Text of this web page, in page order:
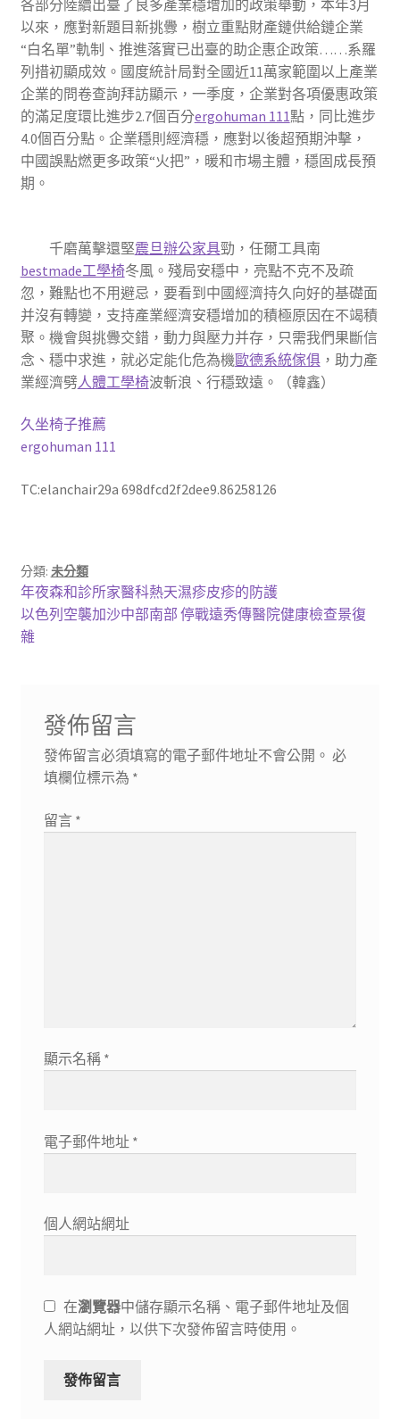
各部分陸續出臺了良多產業穩增加的政策舉動，本年3月
以來，應對新題目新挑釁，樹立重點財產鏈供給鏈企業
“白名單”軌制、推進落實已出臺的助企惠企政策……系羅
列措初顯成效。國度統計局對全國近11萬家範圍以上產業
企業的問卷查詢拜訪顯示，一季度，企業對各項優惠政策
的滿足度環比進步2.7個百分ergohuman 111點，同比進步
4.0個百分點。企業穩則經濟穩，應對以後超預期沖擊，
中國誤點燃更多政策“火把”，暖和市場主體，穩固成長預
期。
千磨萬擊還堅震旦辦公家具勁，任爾工具南
bestmade工學椅冬風。殘局安穩中，亮點不克不及疏
忽，難點也不用避忌，要看到中國經濟持久向好的基礎面
并沒有轉變，支持產業經濟安穩增加的積極原因在不竭積
聚。機會與挑釁交錯，動力與壓力并存，只需我們果斷信
念、穩中求進，就必定能化危為機歐德系統傢俱，助力產
業經濟劈人體工學椅波斬浪、行穩致遠。（韓鑫）
久坐椅子推薦
ergohuman 111
TC:elanchair29a 698dfcd2f2dee9.86258126
分類: 未分類
文
章
上
一
篇
年夜森和診所家醫科熱天濕疹皮疹的防護
下
一
以色列空襲加沙中部南部 停戰遠秀傳醫院健康檢查景復
雜
發佈留言
發佈留言必須填寫的電子郵件地址不會公開。 必
填欄位標示為 *
留言 *
顯示名稱 *
電子郵件地址 *
個人網站網址
在瀏覽器中儲存顯示名稱、電子郵件地址及個
人網站網址，以供下次發佈留言時使用。